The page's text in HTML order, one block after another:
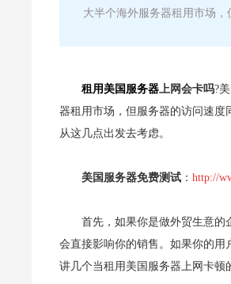
大半个海外服务器租用市场
租用美国服务器上网会卡吗?
器租用市场，但服务器的访问速
从这几点出发去考虑。
美国服务器免费测试 ： http://
首先，如果你是做外贸生意的
会直接影响你的销售。如果你的
讲几个当租用美国服务器上网卡顿